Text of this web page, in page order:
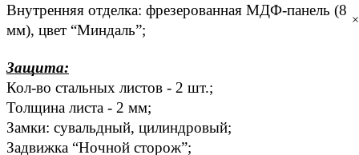
Внутренняя отделка: фрезерованная МДФ-панель (8
мм), цвет “Миндаль”;
Защита:
Кол-во стальных листов - 2 шт.;
Толщина листа - 2 мм;
Замки: сувальдный, цилиндровый;
Задвижка “Ночной сторож”;
×